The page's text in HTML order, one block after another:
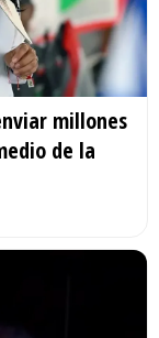
millones
de la